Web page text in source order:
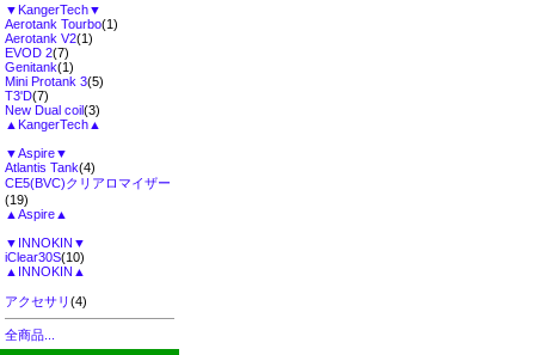
▼KangerTech▼
Aerotank Tourbo(1)
Aerotank V2(1)
EVOD 2(7)
Genitank(1)
Mini Protank 3(5)
T3'D(7)
New Dual coil(3)
▲KangerTech▲
▼Aspire▼
Atlantis Tank(4)
CE5(BVC)クリアロマイザー
(19)
▲Aspire▲
▼INNOKIN▼
iClear30S(10)
▲INNOKIN▲
アクセサリ(4)
全商品...